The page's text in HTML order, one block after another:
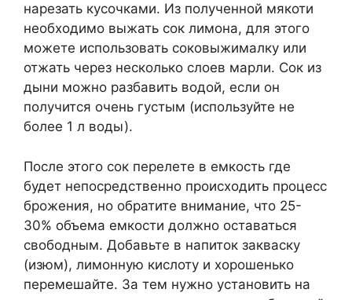
нарезать кусочками. Из полученной мякоти
необходимо выжать сок лимона, для этого
можете использовать соковыжималку или
отжать через несколько слоев марли. Сок из
дыни можно разбавить водой, если он
получится очень густым (используйте не
более 1 л воды).
После этого сок перелете в емкость где
будет непосредственно происходить процесс
брожения, но обратите внимание, что 25-
30% объема емкости должно оставаться
свободным. Добавьте в напиток закваску
(изюм), лимонную кислоту и хорошенько
перемешайте. За тем нужно установить на